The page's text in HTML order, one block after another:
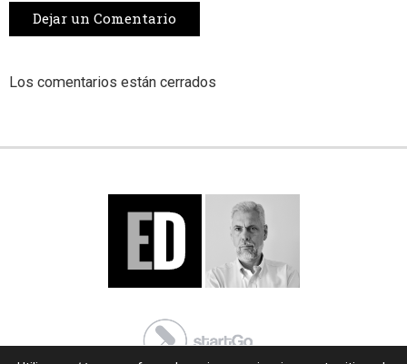
Dejar un Comentario
Los comentarios están cerrados